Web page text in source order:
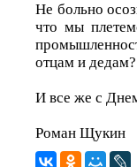
Не больно
что мы
отцам и
И все же с
Роман Щукин